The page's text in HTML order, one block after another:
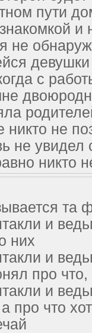
пути
и
не
с
никто не
не
никто
та
и
них
и
про что,
и
про что